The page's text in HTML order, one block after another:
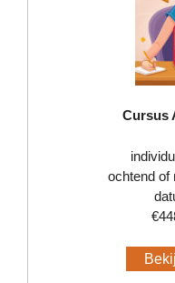
Cursus
ochtend of